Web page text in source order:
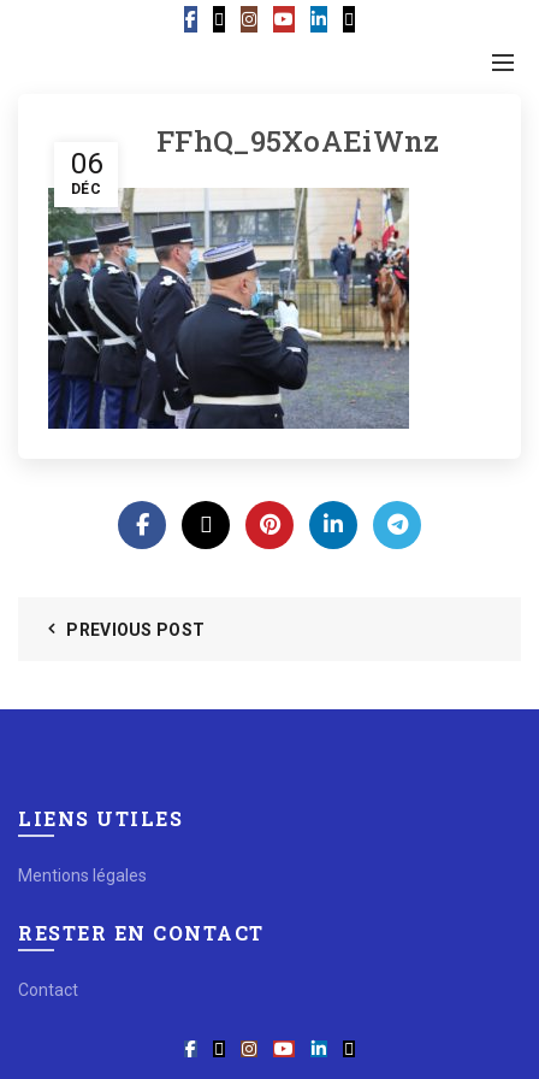
06
DÉC
FFhQ_95XoAEiWnz
PREVIOUS POST
LIENS UTILES
Mentions légales
RESTER EN CONTACT
Contact